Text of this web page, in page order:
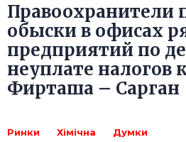
Правоохранители
обыски в офисах
предприятий по
неуплате
Фирташа – Сарган
Ринки Хімічна Думки